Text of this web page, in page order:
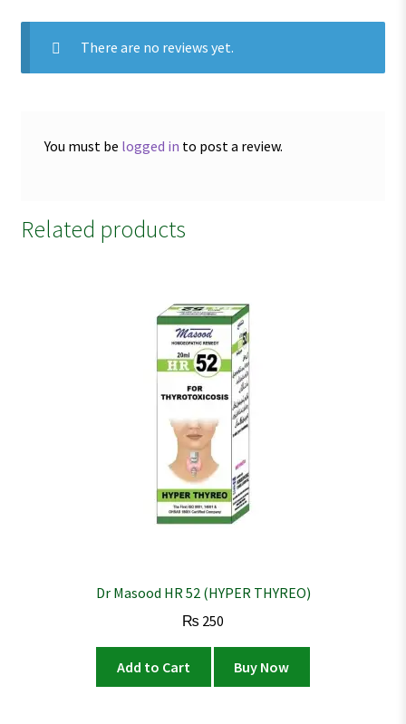
There are no reviews yet.
You must be logged in to post a review.
Related products
Dr Masood HR 52 (HYPER THYREO)
₨ 250
Add to Cart Buy Now